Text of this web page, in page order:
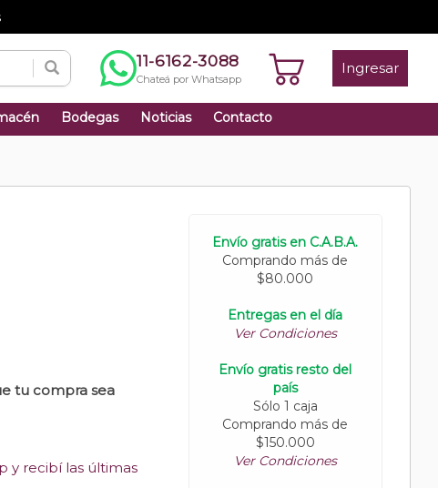
11-6162-3088
Chateá por Whatsapp
Ingresar
Bodegas Noticias Contacto
tu compra sea
y recibí las últimas
Envío gratis en C.A.B.A.
Comprando más de
$80.000
Entregas en el día
Ver Condiciones
Envío gratis resto del
país
Sólo 1 caja
Comprando más de
$150.000
Ver Condiciones